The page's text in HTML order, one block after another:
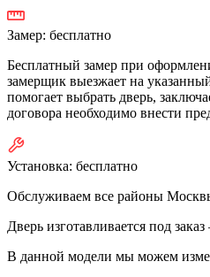
Замер: бесплатно
Бесплатный замер при
замерщик выезжает на
помогает выбрать дверь,
договора необходимо внести
Установка: бесплатно
Обслуживаем все районы
Дверь изготавливается под
В данной модели мы можем